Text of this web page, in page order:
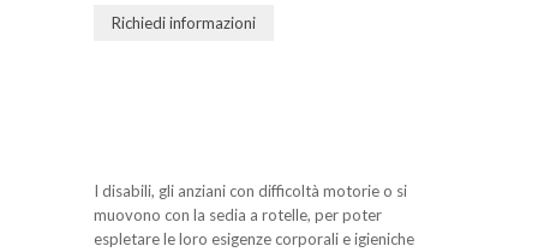
Richiedi informazioni
I disabili, gli anziani con difficoltà motorie o si
muovono con la sedia a rotelle, per poter
espletare le loro esigenze corporali e igieniche